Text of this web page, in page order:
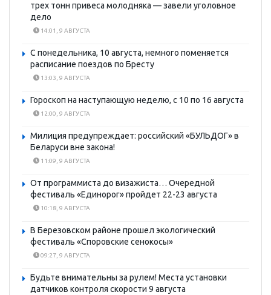
трех тонн привеса молодняка — завели уголовное
дело
14:01, 9 АВГУСТА
С понедельника, 10 августа, немного поменяется
расписание поездов по Бресту
13:03, 9 АВГУСТА
Гороскоп на наступающую неделю, с 10 по 16 августа
12:00, 9 АВГУСТА
Милиция предупреждает: российский «БУЛЬДОГ» в
Беларуси вне закона!
11:09, 9 АВГУСТА
От программиста до визажиста… Очередной
фестиваль «Единорог» пройдет 22-23 августа
10:18, 9 АВГУСТА
В Березовском районе прошел экологический
фестиваль «Споровские сенокосы»
09:27, 9 АВГУСТА
Будьте внимательны за рулем! Места установки
датчиков контроля скорости 9 августа